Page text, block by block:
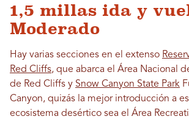
1,5 millas ida y
Moderado
Hay varias secciones en el extenso
Red Cliffs, que abarca el Área Nacional
de Red Cliffs y Snow Canyon State Park
Canyon, quizás la mejor introducción a
ecosistema desértico sea el Área